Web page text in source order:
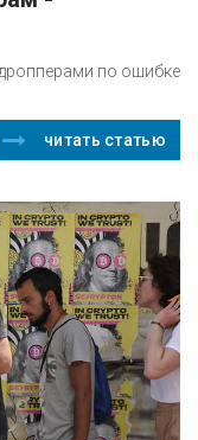
по ошибке
читать статью